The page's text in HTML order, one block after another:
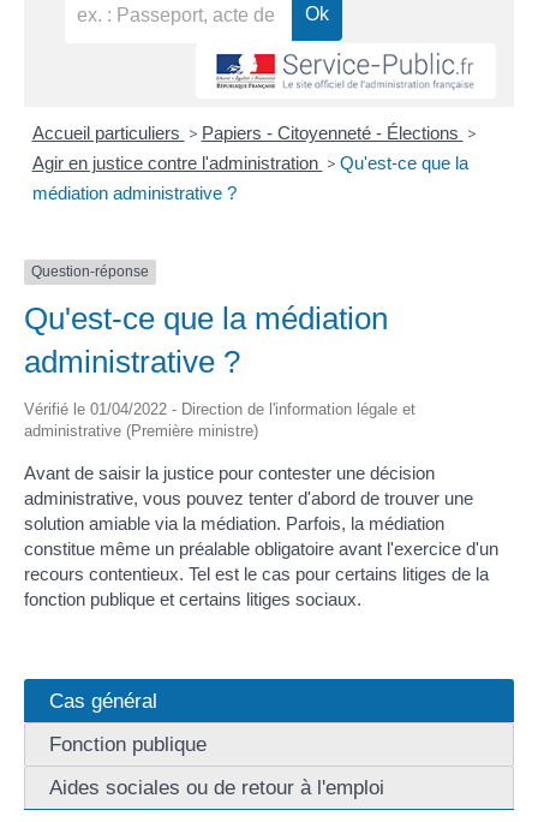
Accueil particuliers > Papiers - Citoyenneté - Élections >
Agir en justice contre l'administration > Qu'est-ce que la
médiation administrative ?
Question-réponse
Qu'est-ce que la médiation
administrative ?
Vérifié le 01/04/2022 - Direction de l'information légale et
administrative (Première ministre)
Avant de saisir la justice pour contester une décision
administrative, vous pouvez tenter d'abord de trouver une
solution amiable via la médiation. Parfois, la médiation
constitue même un préalable obligatoire avant l'exercice d'un
recours contentieux. Tel est le cas pour certains litiges de la
fonction publique et certains litiges sociaux.
Cas général
Fonction publique
Aides sociales ou de retour à l'emploi